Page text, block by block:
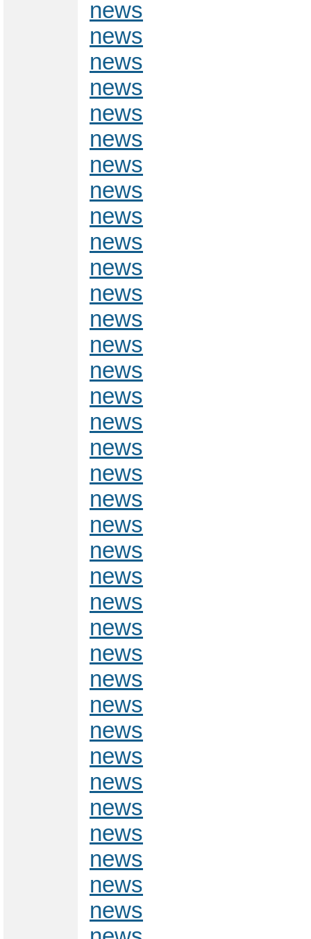
news
news
news
news
news
news
news
news
news
news
news
news
news
news
news
news
news
news
news
news
news
news
news
news
news
news
news
news
news
news
news
news
news
news
news
news